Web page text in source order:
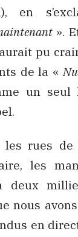
en
».
pu
de la «
un seul
les rues
les
deux
nous
en